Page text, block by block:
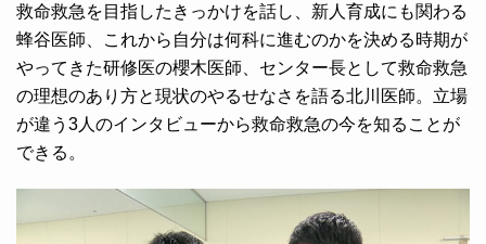
救命救急を目指したきっかけを話し、新人育成にも関わる
蜂谷医師、これから自分は何科に進むのかを決める時期が
やってきた研修医の櫻木医師、センター長として救命救急
の理想のあり方と現状のやるせなさを語る北川医師。立場
が違う3人のインタビューから救命救急の今を知ることが
できる。